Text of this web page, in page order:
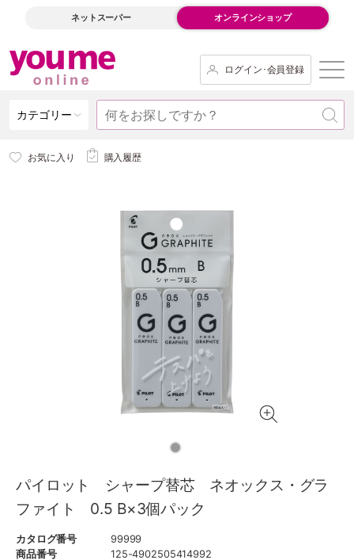
ネットスーパー オンラインショップ
ログイン･会員登録
カテゴリー
お気に入り 購入履歴
パイロット シャープ替芯 ネオックス・グラ
ファイト 0.5 B×3個パック
カタログ番号
99999
商品番号
125-4902505414992